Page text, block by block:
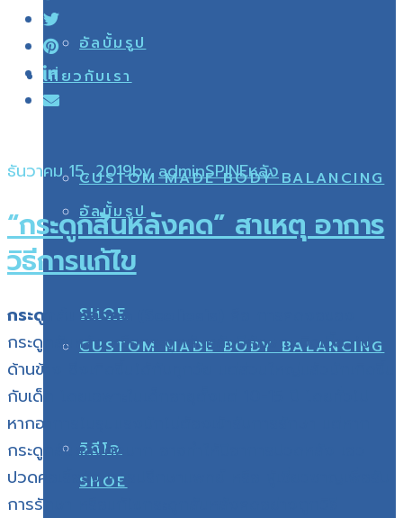
อัลบั้มรูป
CUSTOM MADE BODY BALANCING
SHOE
วิดีโอ
เกี่ยวกับเรา
อัลบั้มรูป
CUSTOM MADE BODY BALANCING
SHOE
ธันวาคม 15, 2019byadminSPINEหลัง
“กระดูกสันหลังคด” สาเหตุ อาการ
วิธีการแก้ไข
กระดูกสันหลังคด (Scoliosis)
กระดูกสันหลัง หรือกระดูกสันหลังมีลักษณะบิดเบี้ยวไป
ด้านข้าง ซึ่งเกิดขึ้นได้กับทุกวัย แต่ส่วนใหญ่แล้วมักเกิดขึ้น
กับเด็ก โดยเฉพาะในเด็กอายุตั้งแต่ 10-15 ปี โดยทั่วไป
หากอาการไม่รุนแรงมักไม่ต้องเข้ารับการรักษา แต่หาก
กระดูกสันหลังคดมาก อาจทำให้มีอาการปวดหลัง เอว
ปวดคอเรื้อรัง ควรปรึกษาแพทย์ หรือ ผู้เชี่ยวชาญเพื่อรับ
การรักษา หรือแก้ไขกระดูกสันหลังคดอย่างถูกวิธี